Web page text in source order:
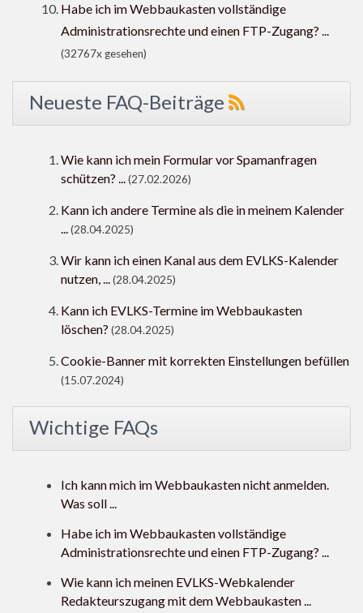
Habe ich im Webbaukasten vollständige
Administrationsrechte und einen FTP-Zugang? ...
(32767x gesehen)
Neueste FAQ-Beiträge
Wie kann ich mein Formular vor Spamanfragen
schützen? ...(27.02.2026)
Kann ich andere Termine als die in meinem Kalender
...(28.04.2025)
Wir kann ich einen Kanal aus dem EVLKS-Kalender
nutzen, ...(28.04.2025)
Kann ich EVLKS-Termine im Webbaukasten
löschen? (28.04.2025)
Cookie-Banner mit korrekten Einstellungen befüllen
(15.07.2024)
Wichtige FAQs
Ich kann mich im Webbaukasten nicht anmelden.
Was soll ...
Habe ich im Webbaukasten vollständige
Administrationsrechte und einen FTP-Zugang? ...
Wie kann ich meinen EVLKS-Webkalender
Redakteurszugang mit dem Webbaukasten ...